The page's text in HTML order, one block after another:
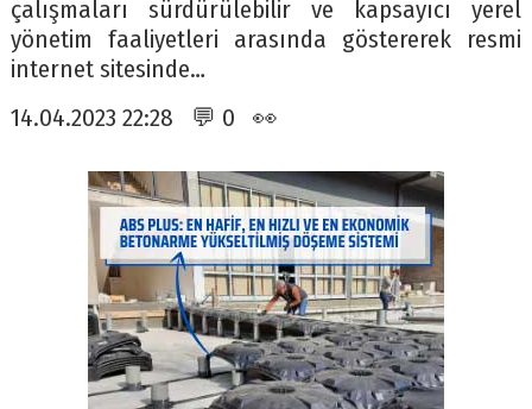
çalışmaları sürdürülebilir ve kapsayıcı yerel
yönetim faaliyetleri arasında göstererek resmi
internet sitesinde…
14.04.2023 22:28 💬 0 👀